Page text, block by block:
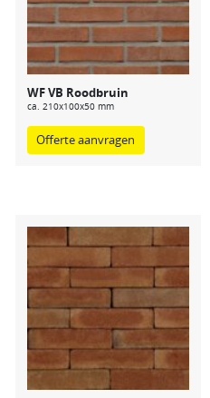
WF VB Roodbruin
ca. 210x100x50 mm
Offerte aanvragen